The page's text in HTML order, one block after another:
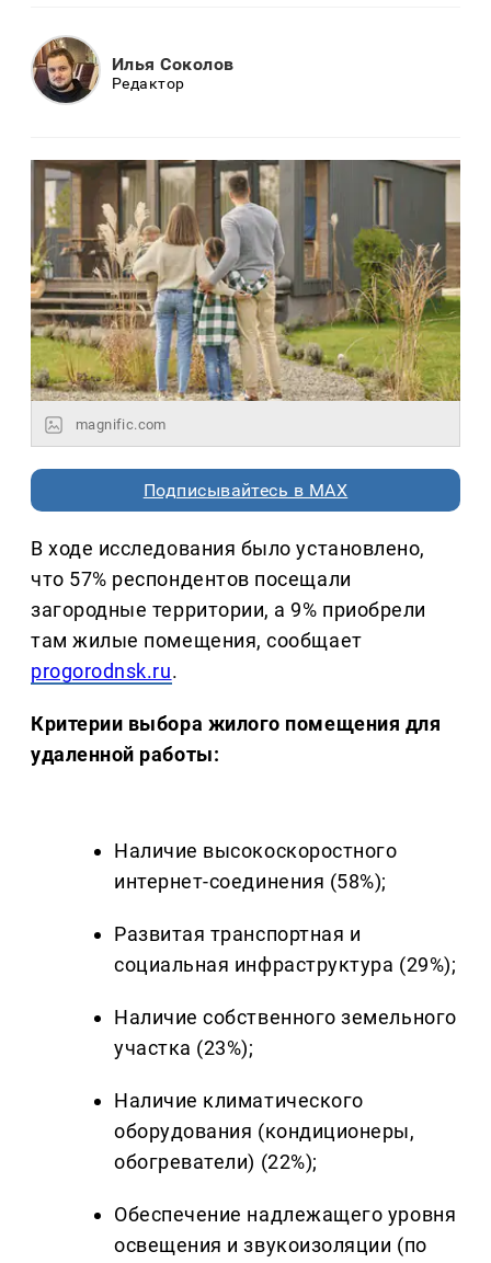
Илья Соколов
Редактор
magnific.com
Подписывайтесь в MAX
В ходе исследования было установлено,
что 57% респондентов посещали
загородные территории, а 9% приобрели
там жилые помещения, сообщает
progorodnsk.ru.
Критерии выбора жилого помещения для
удаленной работы:
Наличие высокоскоростного
интернет-соединения (58%);
Развитая транспортная и
социальная инфраструктура (29%);
Наличие собственного земельного
участка (23%);
Наличие климатического
оборудования (кондиционеры,
обогреватели) (22%);
Обеспечение надлежащего уровня
освещения и звукоизоляции (по